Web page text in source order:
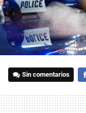
Sin comentarios